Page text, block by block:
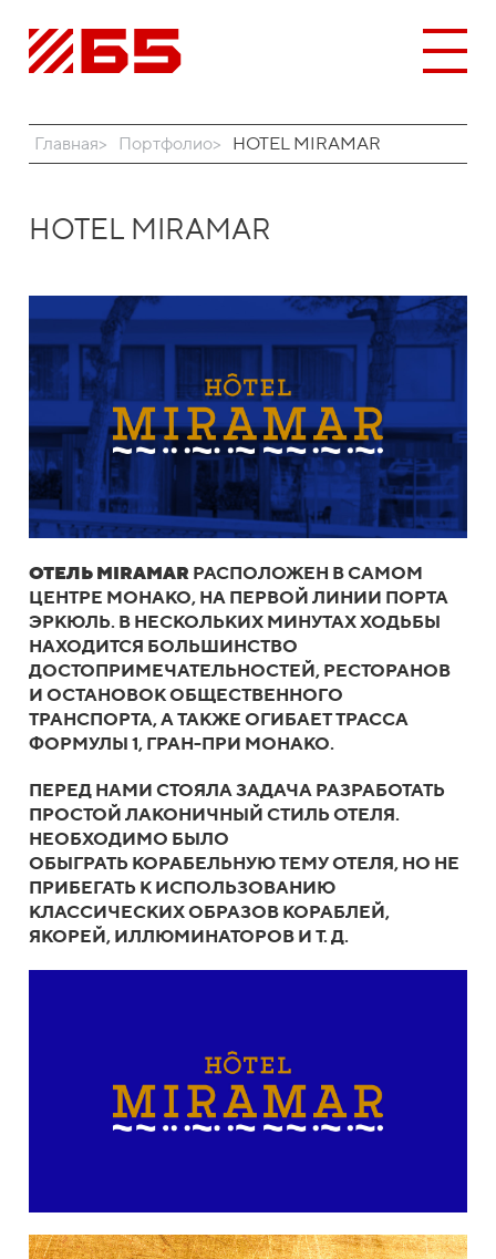
Главная Портфолио HOTEL MIRAMAR
HOTEL MIRAMAR
ОТЕЛЬ MIRAMAR РАСПОЛОЖЕН В САМОМ
ЦЕНТРЕ МОНАКО, НА ПЕРВОЙ ЛИНИИ ПОРТА
ЭРКЮЛЬ. В НЕСКОЛЬКИХ МИНУТАХ ХОДЬБЫ
НАХОДИТСЯ БОЛЬШИНСТВО
ДОСТОПРИМЕЧАТЕЛЬНОСТЕЙ, РЕСТОРАНОВ
И ОСТАНОВОК ОБЩЕСТВЕННОГО
ТРАНСПОРТА, А ТАКЖЕ ОГИБАЕТ ТРАССА
ФОРМУЛЫ 1, ГРАН-ПРИ МОНАКО.
ПЕРЕД НАМИ СТОЯЛА ЗАДАЧА РАЗРАБОТАТЬ
ПРОСТОЙ ЛАКОНИЧНЫЙ СТИЛЬ ОТЕЛЯ.
НЕОБХОДИМО БЫЛО
ОБЫГРАТЬ КОРАБЕЛЬНУЮ ТЕМУ ОТЕЛЯ, НО НЕ
ПРИБЕГАТЬ К ИСПОЛЬЗОВАНИЮ
КЛАССИЧЕСКИХ ОБРАЗОВ КОРАБЛЕЙ,
ЯКОРЕЙ, ИЛЛЮМИНАТОРОВ И Т. Д.